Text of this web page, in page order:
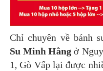
Chỉ chuyên về bánh
Su Minh Hằng ở
1, Gò Vấp lại được